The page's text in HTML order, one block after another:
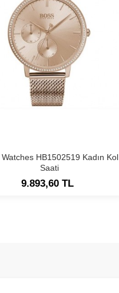
Watches HB1502519 Kadın Kol
Saati
9.893,60 TL